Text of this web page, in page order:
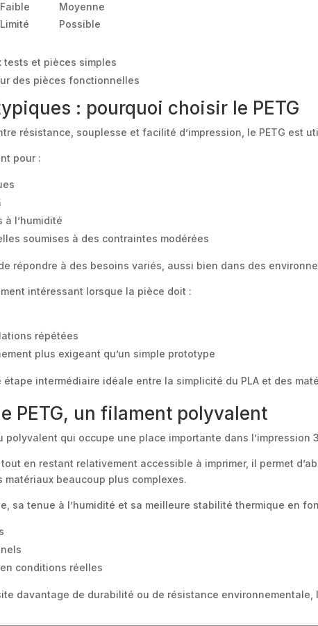
Faible
Moyenne
Limité Possible
tests et pièces simples
des pièces fonctionnelles
: pourquoi choisir le PETG
résistance, souplesse et facilité d’impression, le PETG est
pour :
à l’humidité
soumises à des contraintes modérées
répondre à des besoins variés, aussi bien dans des
intéressant lorsque la pièce doit :
répétées
plus exigeant qu’un simple prototype
intermédiaire idéale entre la simplicité du PLA et des
PETG, un filament polyvalent
polyvalent qui occupe une place importante dans l’impression
en restant relativement accessible à imprimer, il permet
matériaux beaucoup plus complexes.
sa tenue à l’humidité et sa meilleure stabilité thermique en
conditions réelles
davantage de durabilité ou de résistance